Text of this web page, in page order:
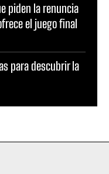
piden la renuncia
el juego final
para descubrir la